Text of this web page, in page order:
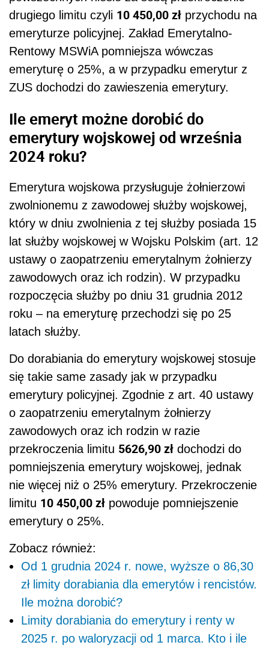
drugiego limitu czyli 10 450,00 zł przychodu na
emeryturze policyjnej. Zakład Emerytalno-
Rentowy MSWiA pomniejsza wówczas
emeryturę o 25%, a w przypadku emerytur z
ZUS dochodzi do zawieszenia emerytury.
Ile emeryt możne dorobić do
emerytury wojskowej od września
2024 roku?
Emerytura wojskowa przysługuje żołnierzowi
zwolnionemu z zawodowej służby wojskowej,
który w dniu zwolnienia z tej służby posiada 15
lat służby wojskowej w Wojsku Polskim (art. 12
ustawy o zaopatrzeniu emerytalnym żołnierzy
zawodowych oraz ich rodzin). W przypadku
rozpoczęcia służby po dniu 31 grudnia 2012
roku – na emeryturę przechodzi się po 25
latach służby.
Do dorabiania do emerytury wojskowej stosuje
się takie same zasady jak w przypadku
emerytury policyjnej. Zgodnie z art. 40 ustawy
o zaopatrzeniu emerytalnym żołnierzy
zawodowych oraz ich rodzin w razie
przekroczenia limitu 5626,90 zł dochodzi do
pomniejszenia emerytury wojskowej, jednak
nie więcej niż o 25% emerytury. Przekroczenie
limitu 10 450,00 zł powoduje pomniejszenie
emerytury o 25%.
Zobacz również:
Od 1 grudnia 2024 r. nowe, wyższe o 86,30
zł limity dorabiania dla emerytów i rencistów.
Ile można dorobić?
Limity dorabiania do emerytury i renty w
2025 r. po waloryzacji od 1 marca. Kto i ile